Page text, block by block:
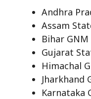
Andhra
Assam
Bihar GNM
Gujarat
Himachal
Jharkhand
Karnataka